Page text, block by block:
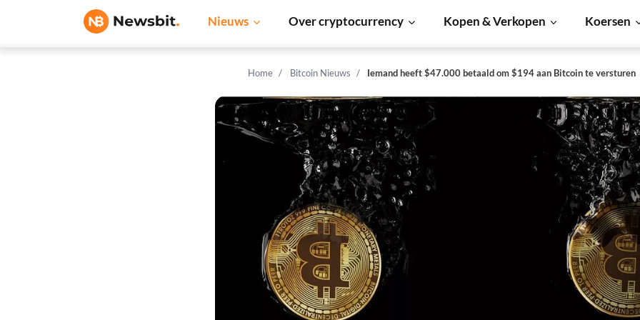
Nieuws Over cryptocurrency Kopen & Verkopen Koersen
Home Bitcoin Nieuws Iemand heeft $47.000 betaald om $194 aan Bitcoin te versturen